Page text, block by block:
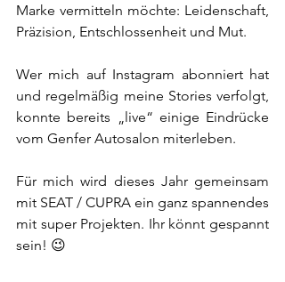
Marke vermitteln möchte: Leidenschaft,
Präzision, Entschlossenheit und Mut.
Wer mich auf Instagram abonniert hat
und regelmäßig meine Stories verfolgt,
konnte bereits „live“ einige Eindrücke
vom Genfer Autosalon miterleben.
Für mich wird dieses Jahr gemeinsam
mit SEAT / CUPRA ein ganz spannendes
mit super Projekten. Ihr könnt gespannt
sein! 😉